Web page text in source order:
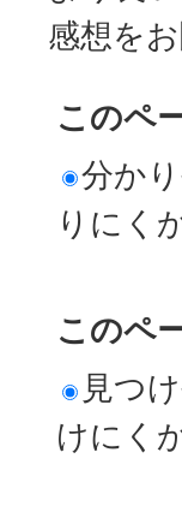
感想を
このペ
分か
りにく
このペ
見つ
けにく